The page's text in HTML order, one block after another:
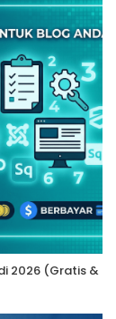
2026 (Gratis &